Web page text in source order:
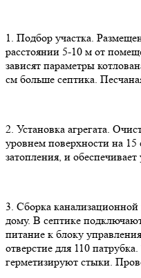
1. Подбор участка.
расстоянии 5-10 м от
зависят параметры
см больше септика.
2. Установка агрегата.
уровнем поверхности на
затопления, и
3. Сборка
дому. В септике
питание к блоку
отверстие для 110
герметизируют стыки.